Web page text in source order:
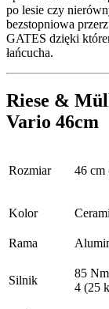
po lesie czy
bezstopniowa
GATES dzięki
łańcucha.
Riese &
Vario 46cm
Rozmiar 46 cm
Kolor
Rama
Silnik
85
4 (25